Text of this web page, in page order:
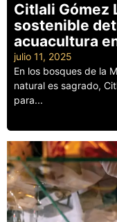
Citlali Gómez
sostenible
acuacultura
julio 11, 2025
En los bosques de la
natural es sagrado,
para...